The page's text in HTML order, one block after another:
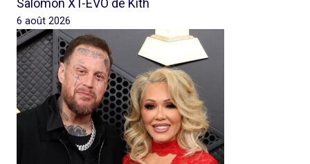
Salomon XT-EVO de Kith
6 août 2026